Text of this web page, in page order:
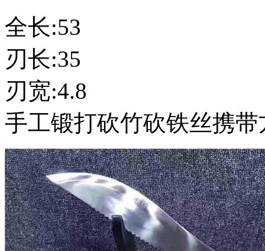
全长:53
刃长:35
刃宽:4.8
手工锻打砍竹砍铁丝携